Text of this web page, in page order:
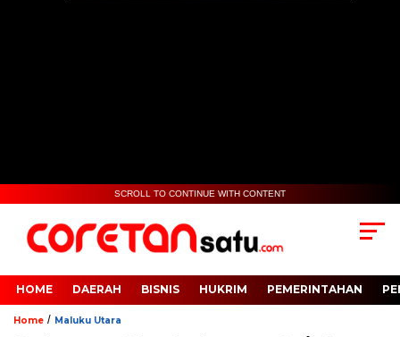
SCROLL TO CONTINUE WITH CONTENT
HOME DAERAH BISNIS HUKRIM PEMERINTAHAN
Home / Maluku Utara